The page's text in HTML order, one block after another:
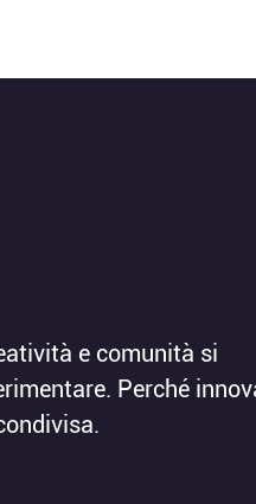
e comunità si
Perché